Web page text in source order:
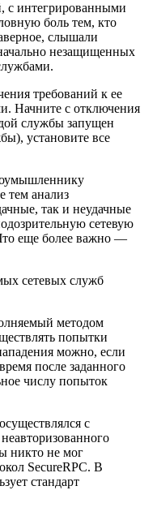
с интегрированными
боль тем, кто
слышали
незащищенных
требований к ее
Начните с отключения
службы запущен
установите все
тем анализ
так и неудачные
сетевую
еще более важно —
сетевых служб
методом
попытки
можно, если
после заданного
числу попыток
с
никто не мог
SecureRPC. В
стандарт